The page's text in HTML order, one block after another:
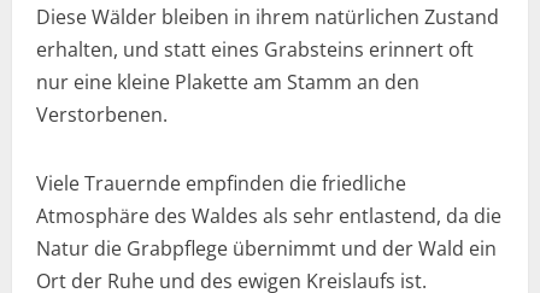
Diese Wälder bleiben in ihrem natürlichen Zustand
erhalten, und statt eines Grabsteins erinnert oft
nur eine kleine Plakette am Stamm an den
Verstorbenen.
Viele Trauernde empfinden die friedliche
Atmosphäre des Waldes als sehr entlastend, da die
Natur die Grabpflege übernimmt und der Wald ein
Ort der Ruhe und des ewigen Kreislaufs ist.